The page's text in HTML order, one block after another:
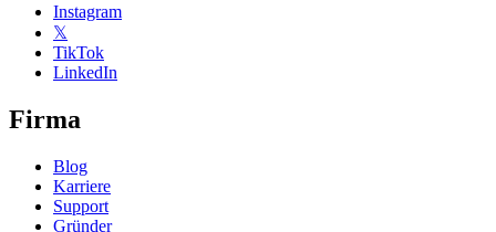
Instagram
𝕏
TikTok
LinkedIn
Firma
Blog
Karriere
Support
Gründer